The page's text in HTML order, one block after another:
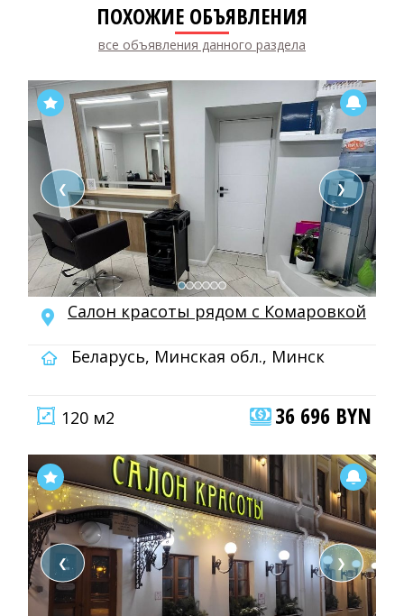
ПОХОЖИЕ ОБЪЯВЛЕНИЯ
все объявления данного раздела
❮ ❯
Салон красоты рядом с Комаровкой
Беларусь, Минская обл., Минск
120 м2 36 696 BYN
❮ ❯